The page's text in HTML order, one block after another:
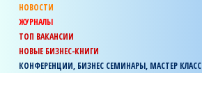
НОВОСТИ
ЖУРНАЛЫ
ТОП ВАКАНСИИ
НОВЫЕ БИЗНЕС-КНИГИ
КОНФЕРЕНЦИИ, БИЗНЕС СЕМИНАРЫ, МАСТЕР